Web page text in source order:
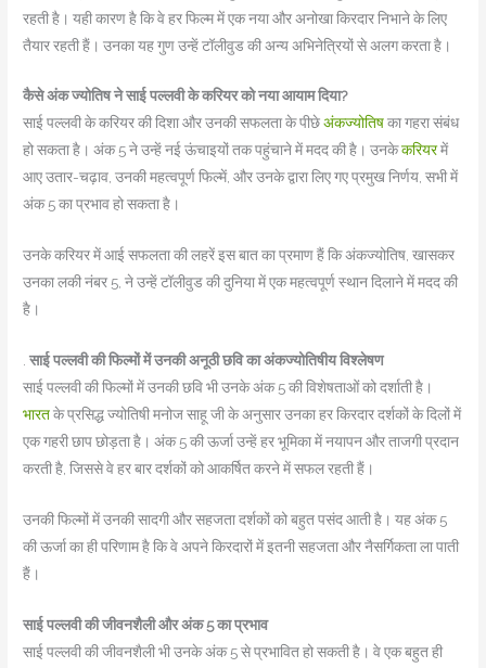
रहती है। यही कारण है कि वे हर फिल्म में एक नया और अनोखा किरदार निभाने के लिए
तैयार रहती हैं। उनका यह गुण उन्हें टॉलीवुड की अन्य अभिनेत्रियों से अलग करता है।
कैसे अंक ज्योतिष ने साई पल्लवी के करियर को नया आयाम दिया?
साई पल्लवी के करियर की दिशा और उनकी सफलता के पीछेअंकज्योतिषका गहरा संबंध
हो सकता है। अंक 5 ने उन्हें नई ऊंचाइयों तक पहुंचाने में मदद की है। उनकेकरियरमें
आए उतार-चढ़ाव, उनकी महत्वपूर्ण फिल्में, और उनके द्वारा लिए गए प्रमुख निर्णय, सभी में
अंक 5 का प्रभाव हो सकता है।
उनके करियर में आई सफलता की लहरें इस बात का प्रमाण हैं कि अंकज्योतिष, खासकर
उनका लकी नंबर 5, ने उन्हें टॉलीवुड की दुनिया में एक महत्वपूर्ण स्थान दिलाने में मदद की
है।
.साई पल्लवी की फिल्मों में उनकी अनूठी छवि का अंकज्योतिषीय विश्लेषण
साई पल्लवी की फिल्मों में उनकी छवि भी उनके अंक 5 की विशेषताओं को दर्शाती है।
भारतके प्रसिद्ध ज्योतिषी मनोज साहू जी के अनुसार उनका हर किरदार दर्शकों के दिलों में
एक गहरी छाप छोड़ता है। अंक 5 की ऊर्जा उन्हें हर भूमिका में नयापन और ताजगी प्रदान
करती है, जिससे वे हर बार दर्शकों को आकर्षित करने में सफल रहती हैं।
उनकी फिल्मों में उनकी सादगी और सहजता दर्शकों को बहुत पसंद आती है। यह अंक 5
की ऊर्जा का ही परिणाम है कि वे अपने किरदारों में इतनी सहजता और नैसर्गिकता ला पाती
हैं।
साई पल्लवी की जीवनशैली और अंक 5 का प्रभाव
साई पल्लवी की जीवनशैली भी उनके अंक 5 से प्रभावित हो सकती है। वे एक बहुत ही